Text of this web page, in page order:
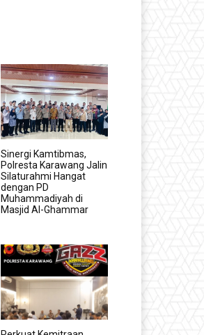
Sinergi Kamtibmas,
Polresta Karawang Jalin
Silaturahmi Hangat
dengan PD
Muhammadiyah di
Masjid Al-Ghammar